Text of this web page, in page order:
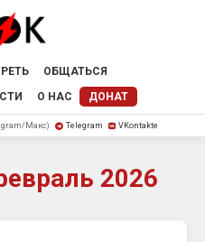
ОБЩАТЬСЯ
О НАС ДОНАТ
Макс) Telegram VKontakte
2026